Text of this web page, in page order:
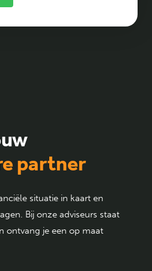
partner
situatie in kaart en
Bij onze adviseurs staat
ontvang je een op maat